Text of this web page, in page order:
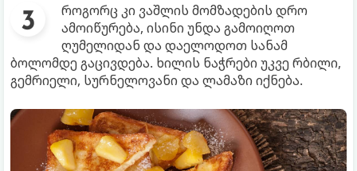
როგორც კი ვაშლის მომზადების დრო
ამოიწურება, ისინი უნდა გამოიღოთ
ღუმელიდან და დაელოდოთ სანამ
ბოლომდე გაცივდება. ხილის ნაჭრები უკვე რბილი,
გემრიელი, სურნელოვანი და ლამაზი იქნება.